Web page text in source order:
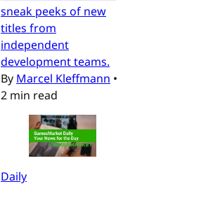
sneak peeks of new
titles from
independent
development teams.
By Marcel Kleffmann •
2 min read
Daily